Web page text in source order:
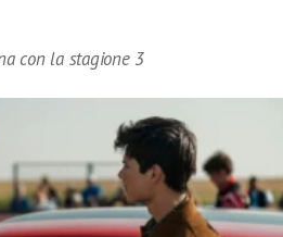
con la stagione 3